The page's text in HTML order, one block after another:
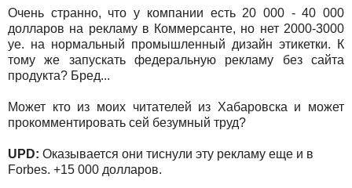
Очень странно, что у компании есть 20 000 - 40 000
долларов на рекламу в Коммерсанте, но нет 2000-3000
уе. на нормальный промышленный дизайн этикетки. К
тому же запускать федеральную рекламу без сайта
продукта? Бред...
Может кто из моих читателей из Хабаровска и может
прокомментировать сей безумный труд?
UPD: Оказывается они тиснули эту рекламу еще и в
Forbes. +15 000 долларов.